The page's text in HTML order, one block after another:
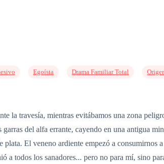
Egoísta Drama Familiar Total
la travesía, mientras evitábamos una zona
del alfa errante, cayendo en una antigua
El veneno ardiente empezó a consumirnos
a todos los sanadores... pero no para mí, sino